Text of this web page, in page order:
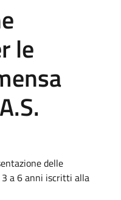
le
delle
a 6 anni iscritti alla